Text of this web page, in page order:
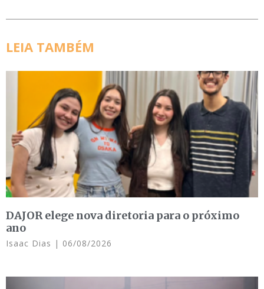
LEIA TAMBÉM
DAJOR elege nova diretoria para o próximo
ano
Isaac Dias 06/08/2026